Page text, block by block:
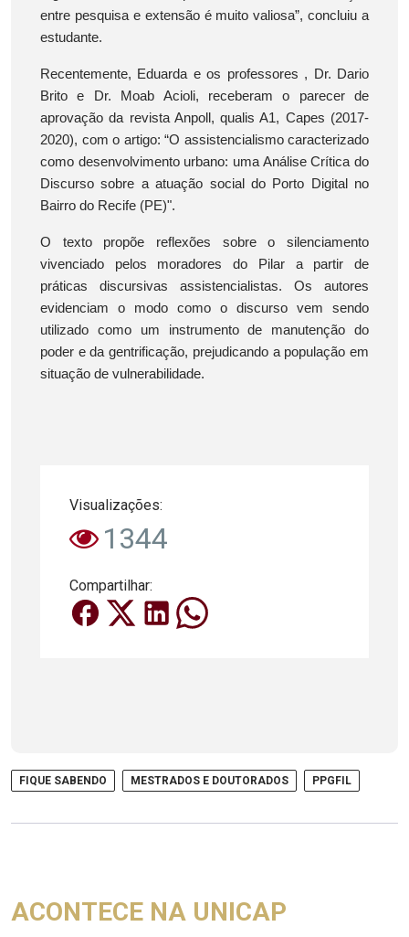
entre pesquisa e extensão é muito valiosa”, concluiu a
estudante.
Recentemente, Eduarda e os professores , Dr. Dario
Brito e Dr. Moab Acioli, receberam o parecer de
aprovação da revista Anpoll, qualis A1, Capes (2017-
2020), com o artigo: “O assistencialismo caracterizado
como desenvolvimento urbano: uma Análise Crítica do
Discurso sobre a atuação social do Porto Digital no
Bairro do Recife (PE)".
O texto propõe reflexões sobre o silenciamento
vivenciado pelos moradores do Pilar a partir de
práticas discursivas assistencialistas. Os autores
evidenciam o modo como o discurso vem sendo
utilizado como um instrumento de manutenção do
poder e da gentrificação, prejudicando a população em
situação de vulnerabilidade.
Visualizações:
1344
Compartilhar:
FIQUE SABENDO MESTRADOS E DOUTORADOS PPGFIL
ACONTECE NA UNICAP